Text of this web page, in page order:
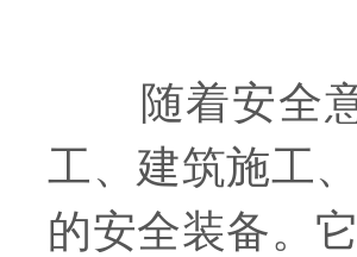
随着安全意
工、建筑施工
的安全装备。